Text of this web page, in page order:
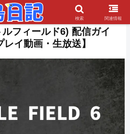
フィールド6) 配信ガイ
レイ動画・生放送】
検索 関連情報